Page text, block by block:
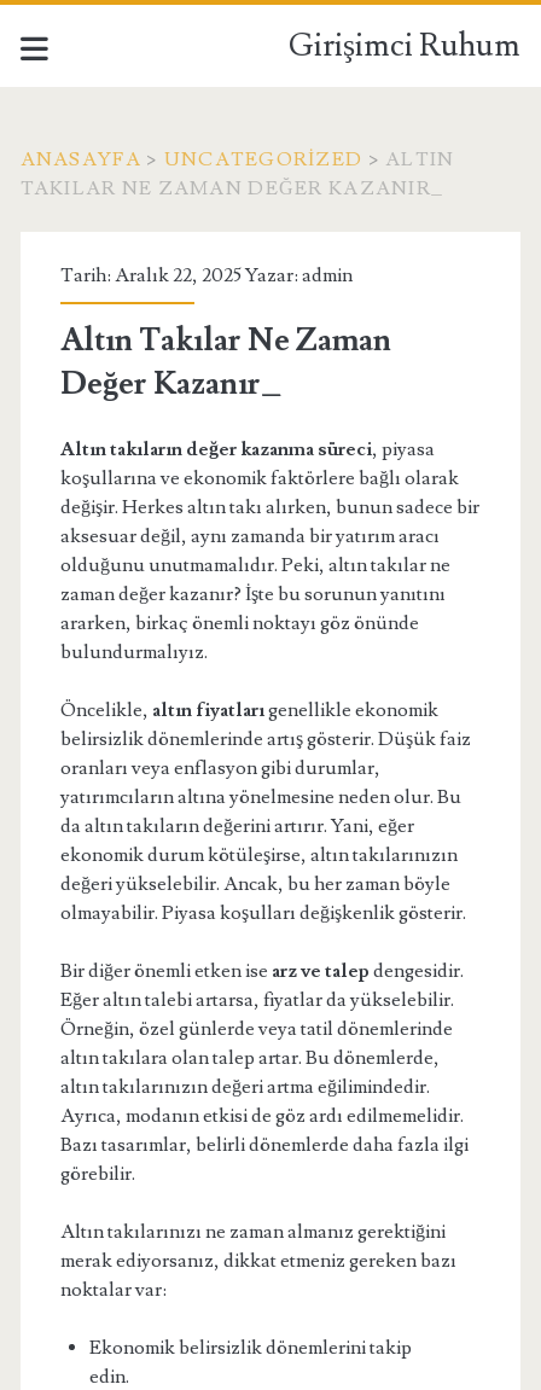
Girişimci Ruhum
ANASAYFA > UNCATEGORIZED > ALTIN
TAKILAR NE ZAMAN DEĞER KAZANIR_
Tarih: Aralık 22, 2025 Yazar: admin
Altın Takılar Ne Zaman
Değer Kazanır_
Altın takıların değer kazanma süreci, piyasa
koşullarına ve ekonomik faktörlere bağlı olarak
değişir. Herkes altın takı alırken, bunun sadece bir
aksesuar değil, aynı zamanda bir yatırım aracı
olduğunu unutmamalıdır. Peki, altın takılar ne
zaman değer kazanır? İşte bu sorunun yanıtını
ararken, birkaç önemli noktayı göz önünde
bulundurmalıyız.
Öncelikle, altın fiyatlarıgenellikle ekonomik
belirsizlik dönemlerinde artış gösterir. Düşük faiz
oranları veya enflasyon gibi durumlar,
yatırımcıların altına yönelmesine neden olur. Bu
da altın takıların değerini artırır. Yani, eğer
ekonomik durum kötüleşirse, altın takılarınızın
değeri yükselebilir. Ancak, bu her zaman böyle
olmayabilir. Piyasa koşulları değişkenlik gösterir.
Bir diğer önemli etken ise arz ve talep dengesidir.
Eğer altın talebi artarsa, fiyatlar da yükselebilir.
Örneğin, özel günlerde veya tatil dönemlerinde
altın takılara olan talep artar. Bu dönemlerde,
altın takılarınızın değeri artma eğilimindedir.
Ayrıca, modanın etkisi de göz ardı edilmemelidir.
Bazı tasarımlar, belirli dönemlerde daha fazla ilgi
görebilir.
Altın takılarınızı ne zaman almanız gerektiğini
merak ediyorsanız, dikkat etmeniz gereken bazı
noktalar var:
Ekonomik belirsizlik dönemlerini takip
edin.